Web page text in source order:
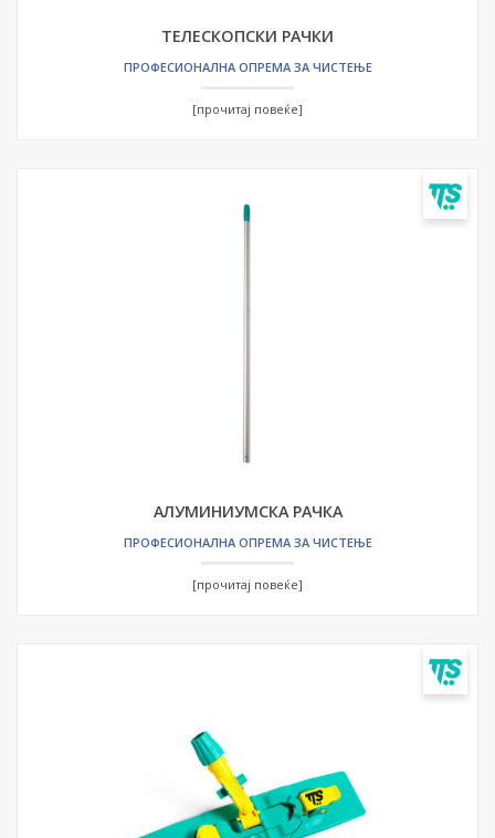
ТЕЛЕСКОПСКИ РАЧКИ
ПРОФЕСИОНАЛНА ОПРЕМА ЗА ЧИСТЕЊЕ
[прочитај повеќе]
АЛУМИНИУМСКА РАЧКА
ПРОФЕСИОНАЛНА ОПРЕМА ЗА ЧИСТЕЊЕ
[прочитај повеќе]